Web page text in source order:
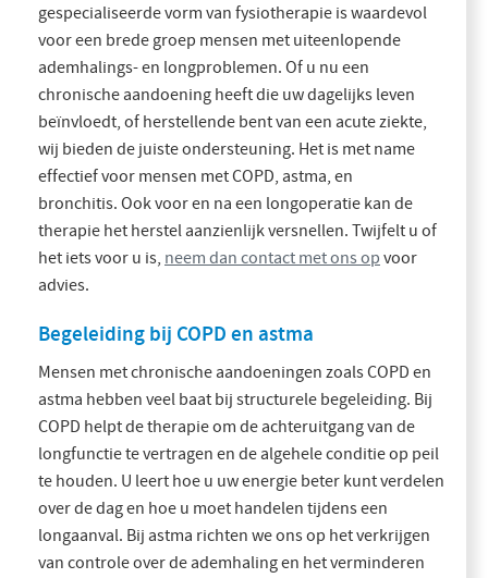
gespecialiseerde vorm van fysiotherapie is waardevol
voor een brede groep mensen met uiteenlopende
ademhalings- en longproblemen. Of u nu een
chronische aandoening heeft die uw dagelijks leven
beïnvloedt, of herstellende bent van een acute ziekte,
wij bieden de juiste ondersteuning. Het is met name
effectief voor mensen met COPD, astma, en
bronchitis. Ook voor en na een longoperatie kan de
therapie het herstel aanzienlijk versnellen. Twijfelt u of
het iets voor u is, neem dan contact met ons op voor
advies.
Begeleiding bij COPD en astma
Mensen met chronische aandoeningen zoals COPD en
astma hebben veel baat bij structurele begeleiding. Bij
COPD helpt de therapie om de achteruitgang van de
longfunctie te vertragen en de algehele conditie op peil
te houden. U leert hoe u uw energie beter kunt verdelen
over de dag en hoe u moet handelen tijdens een
longaanval. Bij astma richten we ons op het verkrijgen
van controle over de ademhaling en het verminderen